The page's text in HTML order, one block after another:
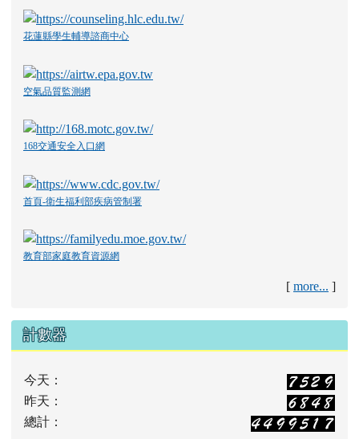
花蓮縣學生輔導諮商中心
空氣品質監測網
168交通安全入口網
首頁-衛生福利部疾病管制署
教育部家庭教育資源網
[ more... ]
計數器
今天：
昨天：
總計：